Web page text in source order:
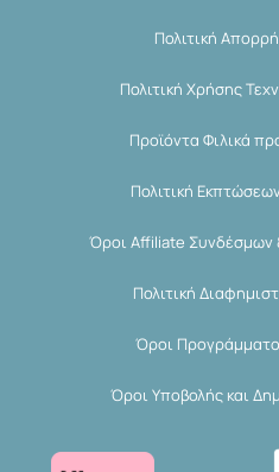
Πολιτική
Πολιτική Χρήσης
Προϊόντα Φιλικά
Πολιτική
Όροι Affiliate Συνδέσμων
Πολιτική
Όροι
Όροι Υποβολής και